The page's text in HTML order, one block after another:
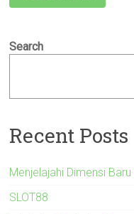
Search
Recent Posts
Menjelajahi Dimensi
SLOT88